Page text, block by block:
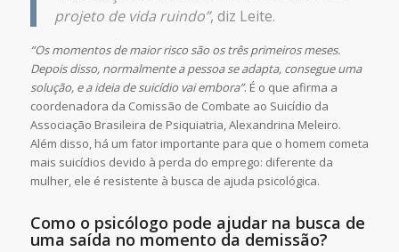
projeto de vida ruindo”, diz Leite.
“Os momentos de maior risco são os três primeiros meses.
Depois disso, normalmente a pessoa se adapta, consegue uma
solução, e a ideia de suicídio vai embora”. É o que afirma a
coordenadora da Comissão de Combate ao Suicídio da
Associação Brasileira de Psiquiatria, Alexandrina Meleiro.
Além disso, há um fator importante para que o homem cometa
mais suicídios devido à perda do emprego: diferente da
mulher, ele é resistente à busca de ajuda psicológica.
Como o psicólogo pode ajudar na busca de
uma saída no momento da demissão?